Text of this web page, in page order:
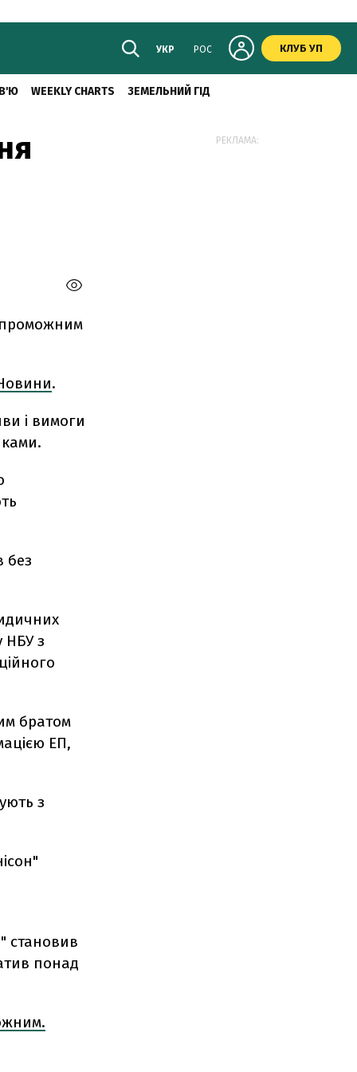
УКР РОС КЛУБ УП
WEEKLY CHARTS ЗЕМЕЛЬНИЙ ГІД
.
і вимоги
без
НБУ з
братом
ЕП,
з
становив
понад
РЕКЛАМА: